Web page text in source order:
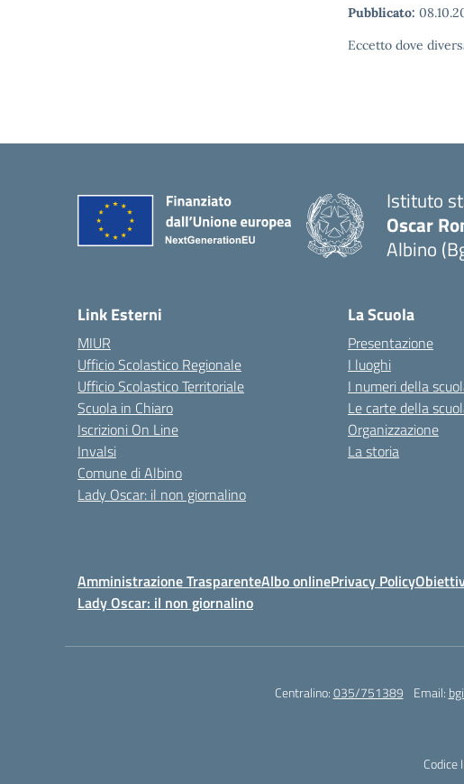
Pubblicato:
Eccetto dove
Istituto
Oscar
Albino
Link Esterni
MIUR
Ufficio Scolastico Regionale
Ufficio Scolastico Territoriale
Scuola in Chiaro
Iscrizioni On Line
Invalsi
Comune di Albino
Lady Oscar: il non giornalino
La Scuola
Presentazione
I luoghi
I numeri della
Le carte della
Organizzazione
La storia
Amministrazione TrasparenteAlbo onlinePrivacy Policy
Lady Oscar: il non giornalino
Centralino:035/751389 Email: